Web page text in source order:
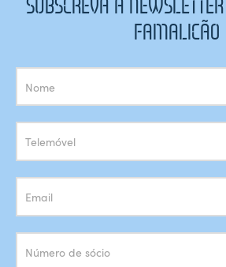
FAMALICÃO
Subscrição
Newsletter